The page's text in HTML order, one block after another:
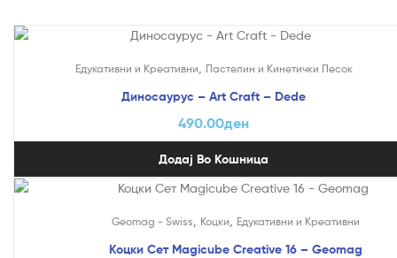
Едукативни и Креативни Пастелин и Кинетички Песок
Диносаурус – Art Craft – Dede
490.00ден
Додај Во Кошница
Geomag - Swiss Коцки Едукативни и Креативни
Коцки Сет Magicube Creative 16 – Geomag